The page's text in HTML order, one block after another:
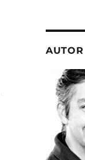
AUTOR